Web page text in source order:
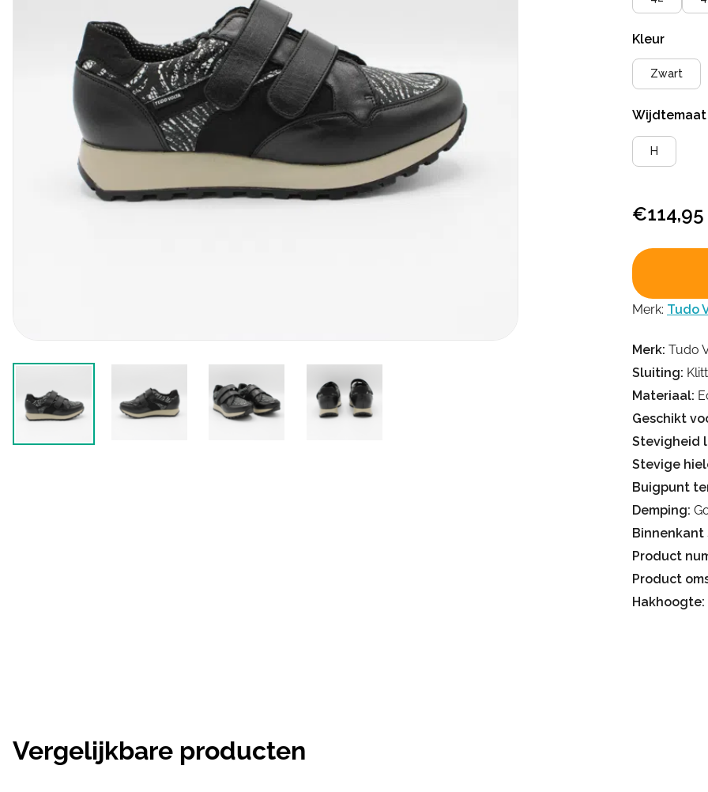
Kleur
Zwart
H
€114,95
Merk: Tudo
Merk: Tudo
Sluiting:
Materiaal:
Geschikt
Stevigheid
Stevige
Buigpunt
Demping:
Binnenkant
Product
Product
Hakhoogte:
Vergelijkbare producten